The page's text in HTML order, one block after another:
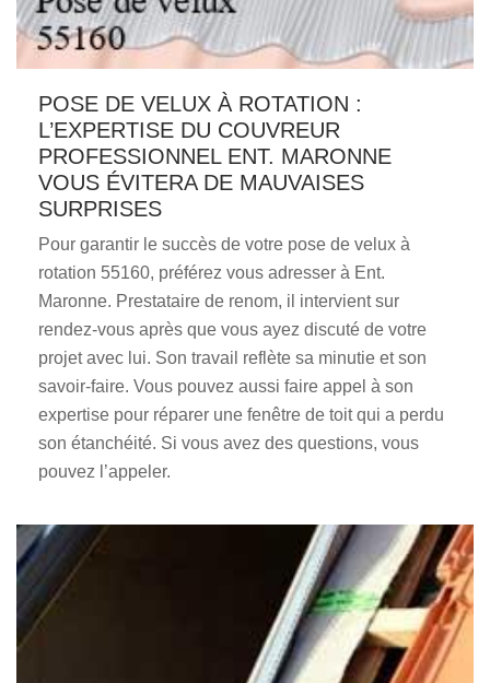
POSE DE VELUX À ROTATION :
L’EXPERTISE DU COUVREUR
PROFESSIONNEL ENT. MARONNE
VOUS ÉVITERA DE MAUVAISES
SURPRISES
Pour garantir le succès de votre pose de velux à
rotation 55160, préférez vous adresser à Ent.
Maronne. Prestataire de renom, il intervient sur
rendez-vous après que vous ayez discuté de votre
projet avec lui. Son travail reflète sa minutie et son
savoir-faire. Vous pouvez aussi faire appel à son
expertise pour réparer une fenêtre de toit qui a perdu
son étanchéité. Si vous avez des questions, vous
pouvez l’appeler.